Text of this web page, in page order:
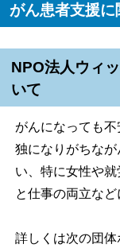
がん患者支援に
NPO法人ウィ
いて
がんになっても
独になりがちな
い、特に女性や
と仕事の両立など
詳しくは次の団体